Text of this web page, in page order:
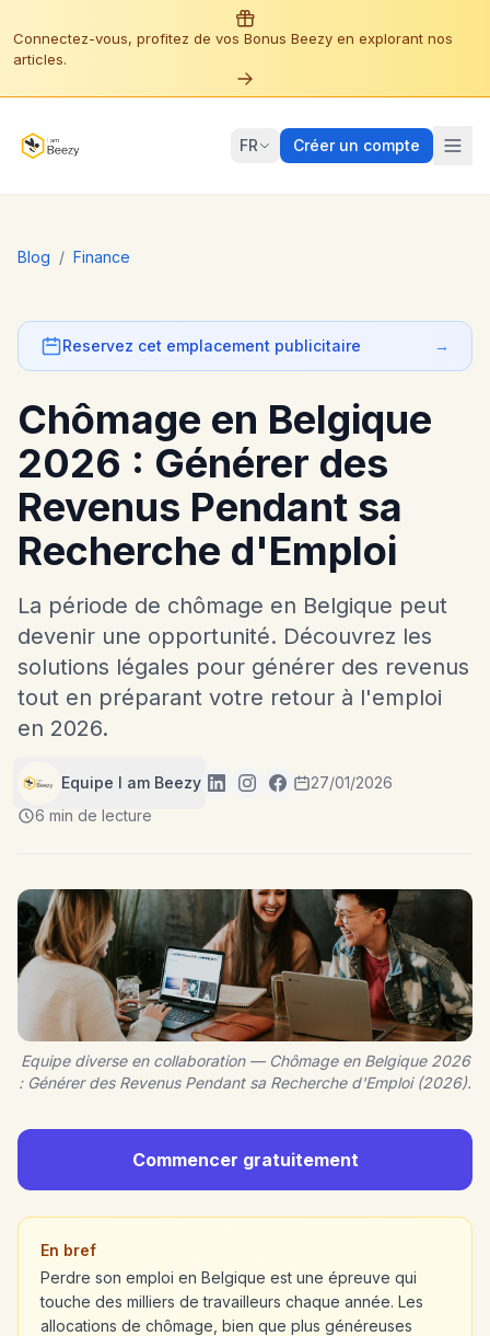
Connectez-vous, profitez de vos Bonus Beezy en explorant nos
articles.
FR Créer un compte
Blog / Finance
Reservez cet emplacement publicitaire →
Chômage en Belgique
2026 : Générer des
Revenus Pendant sa
Recherche d'Emploi
La période de chômage en Belgique peut
devenir une opportunité. Découvrez les
solutions légales pour générer des revenus
tout en préparant votre retour à l'emploi
en 2026.
Equipe I am Beezy
27/01/2026
6 min de lecture
Equipe diverse en collaboration — Chômage en Belgique 2026
: Générer des Revenus Pendant sa Recherche d'Emploi (2026).
Commencer gratuitement
En bref
Perdre son emploi en Belgique est une épreuve qui
touche des milliers de travailleurs chaque année. Les
allocations de chômage, bien que plus généreuses